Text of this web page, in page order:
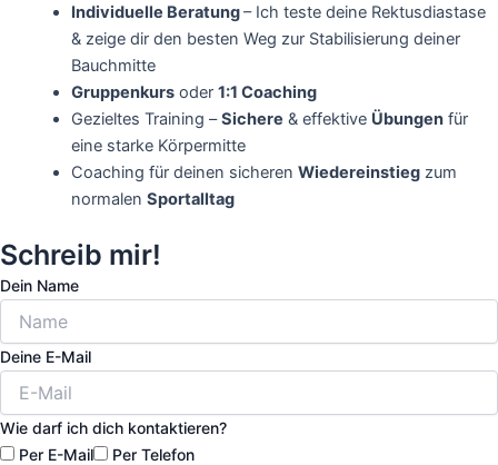
Individuelle Beratung– Ich teste deine Rektusdiastase
& zeige dir den besten Weg zur Stabilisierung deiner
Bauchmitte
Gruppenkursoder 1:1 Coaching
Gezieltes Training –Sichere & effektive Übungenfür
eine starke Körpermitte
Coaching für deinen sicheren Wiedereinstiegzum
normalen Sportalltag
Schreib mir!
Dein Name
Deine E-Mail
Wie darf ich dich kontaktieren?
Per E-Mail
Per Telefon